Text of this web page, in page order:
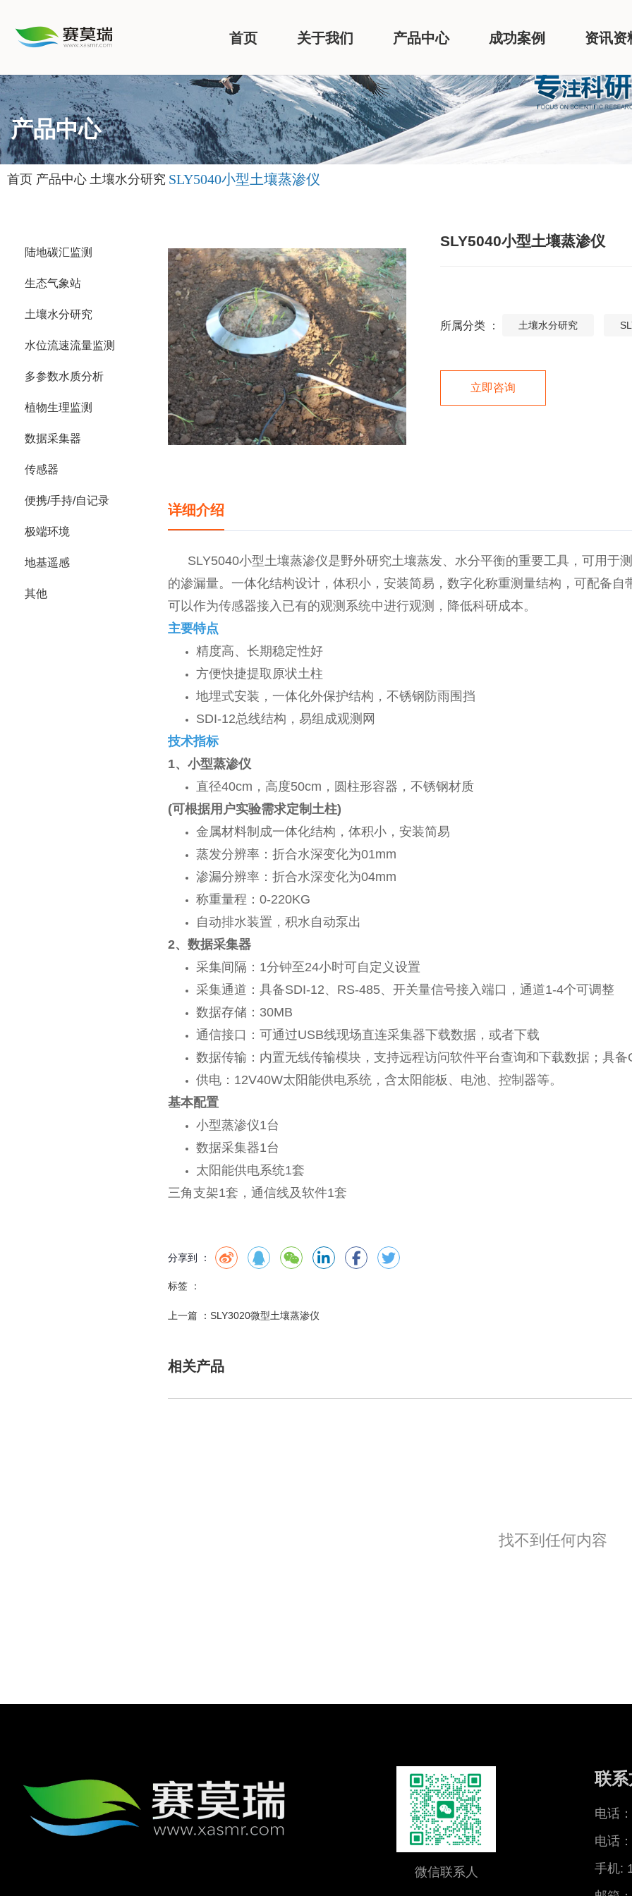
首页 关于我们 产品中心 成功案例 资讯资
产品中心
首页 产品中心 土壤水分研究 SLY5040小型土壤蒸渗仪
陆地碳汇监测
生态气象站
土壤水分研究
水位流速流量监测
多参数水质分析
植物生理监测
数据采集器
传感器
便携/手持/自记录
极端环境
地基遥感
其他
SLY5040小型土壤蒸渗仪
所属分类 ： 土壤水分研究
立即咨询
详细介绍
SLY5040小型土壤蒸渗仪是野外研究土壤蒸发、水分平衡的重要工具，可用于
的渗漏量。一体化结构设计，体积小，安装简易，数字化称重测量结构，可配备
可以作为传感器接入已有的观测系统中进行观测，降低科研成本。
主要特点
精度高、长期稳定性好
方便快捷提取原状土柱
地埋式安装，一体化外保护结构，不锈钢防雨围挡
SDI-12总线结构，易组成观测网
技术指标
1、小型蒸渗仪
直径40cm，高度50cm，圆柱形容器，不锈钢材质
(可根据用户实验需求定制土柱)
金属材料制成一体化结构，体积小，安装简易
蒸发分辨率：折合水深变化为01mm
渗漏分辨率：折合水深变化为04mm
称重量程：0-220KG
自动排水装置，积水自动泵出
2、数据采集器
采集间隔：1分钟至24小时可自定义设置
采集通道：具备SDI-12、RS-485、开关量信号接入端口，通道1-4个可调整
数据存储：30MB
通信接口：可通过USB线现场直连采集器下载数据，或者下载
数据传输：内置无线传输模块，支持远程访问软件平台查询和下载数据；具备
供电：12V40W太阳能供电系统，含太阳能板、电池、控制器等。
基本配置
小型蒸渗仪1台
数据采集器1台
太阳能供电系统1套
三角支架1套，通信线及软件1套
分享到 ：
标签 ：
上一篇 ：SLY3020微型土壤蒸渗仪
相关产品
找不到任何内容
微信联系人
联
电话
电话
手机: